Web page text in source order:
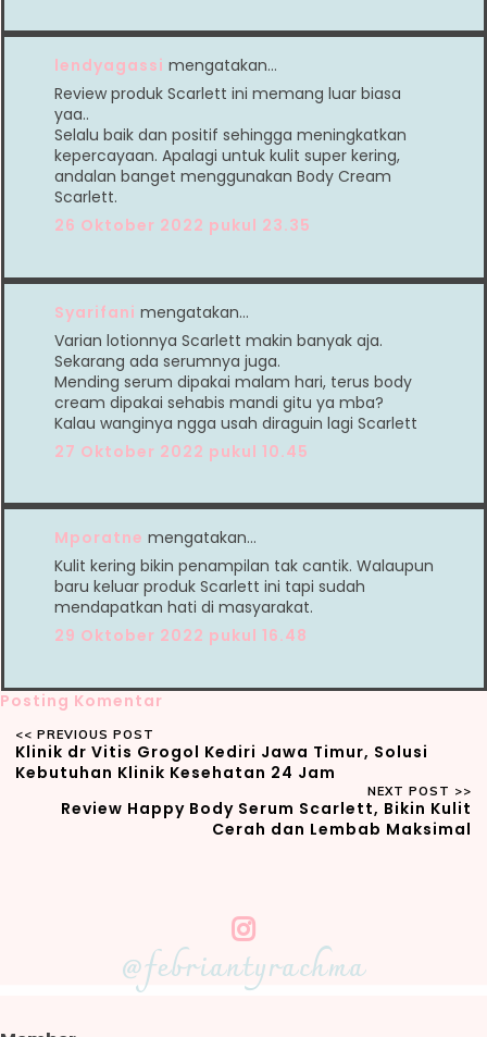
lendyagassi mengatakan…
Review produk Scarlett ini memang luar biasa
yaa..
Selalu baik dan positif sehingga meningkatkan
kepercayaan. Apalagi untuk kulit super kering,
andalan banget menggunakan Body Cream
Scarlett.
26 Oktober 2022 pukul 23.35
Syarifani mengatakan…
Varian lotionnya Scarlett makin banyak aja.
Sekarang ada serumnya juga.
Mending serum dipakai malam hari, terus body
cream dipakai sehabis mandi gitu ya mba?
Kalau wanginya ngga usah diraguin lagi Scarlett
27 Oktober 2022 pukul 10.45
Mporatne mengatakan…
Kulit kering bikin penampilan tak cantik. Walaupun
baru keluar produk Scarlett ini tapi sudah
mendapatkan hati di masyarakat.
29 Oktober 2022 pukul 16.48
Posting Komentar
Klinik dr Vitis Grogol Kediri Jawa Timur, Solusi
Kebutuhan Klinik Kesehatan 24 Jam
Review Happy Body Serum Scarlett, Bikin Kulit
Cerah dan Lembab Maksimal
@febriantyrachma